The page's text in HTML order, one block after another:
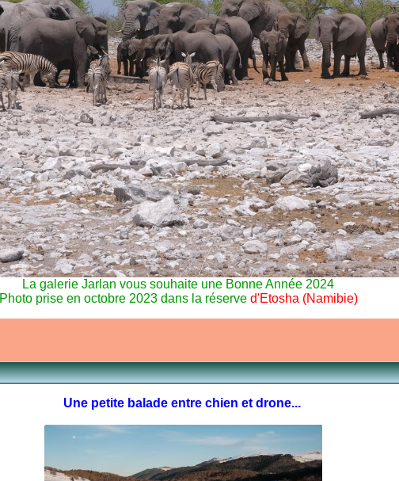
La galerie Jarlan vous souhaite une Bonne Année 2024
Photo prise en octobre 2023 dans la réserve d'Etosha (Namibie)
Une petite balade entre chien et drone...